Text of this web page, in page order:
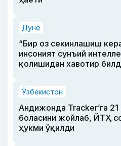
Дунё
“Бир оз секинлашиш
инсоният сунъий
қолишидан хавотир
Ўзбекистон
Андижонда Tracker’га 21
боласини жойлаб, ЙТҲ
ҳукми ўқилди